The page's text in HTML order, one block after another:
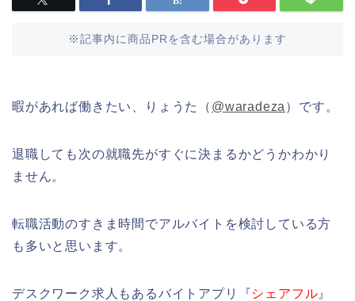
※記事内に商品PRを含む場合があります
暇があれば働きたい、りょうた（ @waradeza ）です。
退職しても次の就職先がすぐに決まるかどうかわかり
ません。
転職活動のすきま時間でアルバイトを検討している方
も多いと思います。
デスクワーク求人もあるバイトアプリ『シェアフル 』